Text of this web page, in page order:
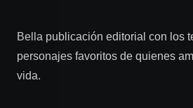
Bella publicación editorial con los
personajes favoritos de quienes
vida.